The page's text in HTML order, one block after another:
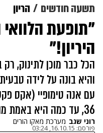
תשעה חודשים הריון
"תופעת
היריון!"
הכל כבר מוכן לתינוק,
והיא בונה על לידה
עם אנה טימופיי (אקס
36, עד כמה היא באמת מוכנה ללידה
רוני שגב מערכת מאקו הורים
פורסם: 16.10.15, 03:24